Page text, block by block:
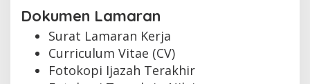
Dokumen Lamaran
Surat Lamaran Kerja
Curriculum Vitae (CV)
Fotokopi Ijazah Terakhir